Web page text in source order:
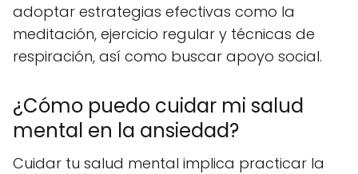
adoptar estrategias efectivas como la
meditación, ejercicio regular y técnicas de
respiración, así como buscar apoyo social.
¿Cómo puedo cuidar mi salud
mental en la ansiedad?
Cuidar tu salud mental implica practicar la